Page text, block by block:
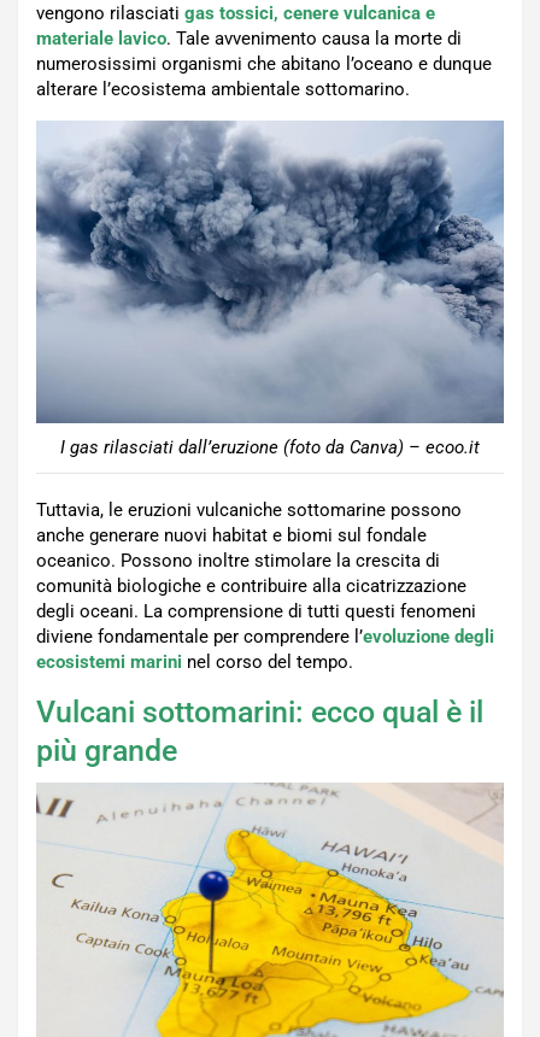
vengono rilasciati gas tossici, cenere vulcanica e
materiale lavico. Tale avvenimento causa la morte di
numerosissimi organismi che abitano l’oceano e dunque
alterare l’ecosistema ambientale sottomarino.
I gas rilasciati dall’eruzione (foto da Canva) – ecoo.it
Tuttavia, le eruzioni vulcaniche sottomarine possono
anche generare nuovi habitat e biomi sul fondale
oceanico. Possono inoltre stimolare la crescita di
comunità biologiche e contribuire alla cicatrizzazione
degli oceani. La comprensione di tutti questi fenomeni
diviene fondamentale per comprendere l’evoluzione degli
ecosistemi marini nel corso del tempo.
Vulcani sottomarini: ecco qual è il
più grande